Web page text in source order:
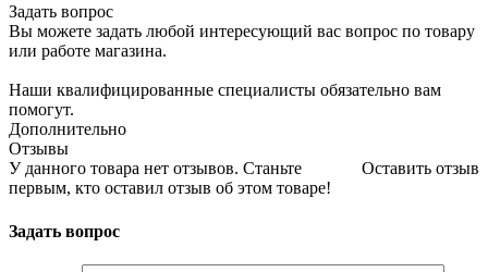
Задать вопрос
Вы можете задать любой интересующий вас вопрос по товару
или работе магазина.
Наши квалифицированные специалисты обязательно вам
помогут.
Дополнительно
Отзывы
Оставить отзыв
У данного товара нет отзывов. Станьте
первым, кто оставил отзыв об этом товаре!
Задать вопрос